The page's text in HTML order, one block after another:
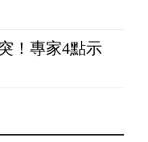
！專家4點示